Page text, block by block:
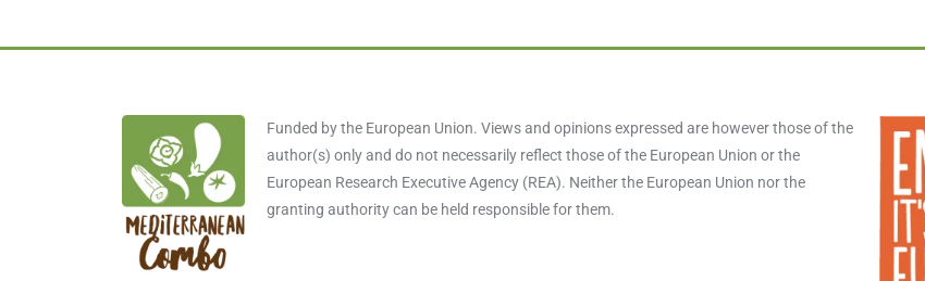
Funded by the European Union. Views and opinions expressed are however those of the
author(s) only and do not necessarily reflect those of the European Union or the
European Research Executive Agency (REA). Neither the European Union nor the
granting authority can be held responsible for them.